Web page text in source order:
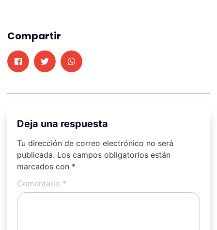
Compartir
Deja una respuesta
Tu dirección de correo electrónico no será
publicada. Los campos obligatorios están
marcados con *
Comentario *